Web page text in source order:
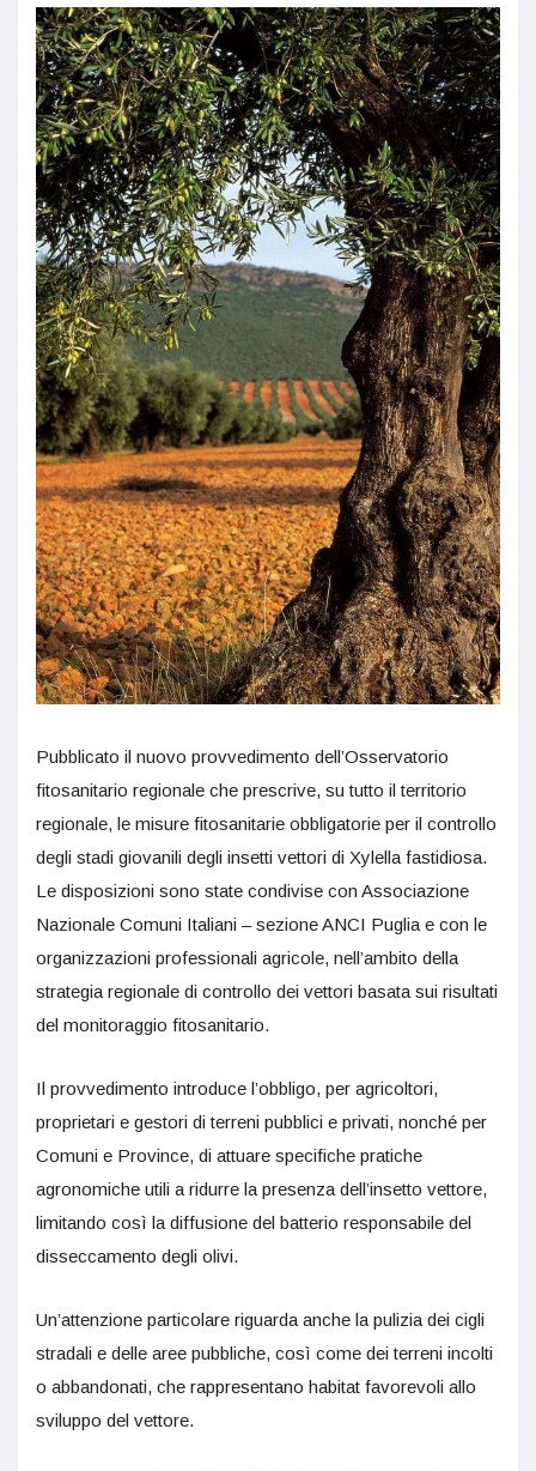
Pubblicato il nuovo provvedimento dell’Osservatorio
fitosanitario regionale che prescrive, su tutto il territorio
regionale, le misure fitosanitarie obbligatorie per il controllo
degli stadi giovanili degli insetti vettori di Xylella fastidiosa.
Le disposizioni sono state condivise con Associazione
Nazionale Comuni Italiani – sezione ANCI Puglia e con le
organizzazioni professionali agricole, nell’ambito della
strategia regionale di controllo dei vettori basata sui risultati
del monitoraggio fitosanitario.
Il provvedimento introduce l’obbligo, per agricoltori,
proprietari e gestori di terreni pubblici e privati, nonché per
Comuni e Province, di attuare specifiche pratiche
agronomiche utili a ridurre la presenza dell’insetto vettore,
limitando così la diffusione del batterio responsabile del
disseccamento degli olivi.
Un’attenzione particolare riguarda anche la pulizia dei cigli
stradali e delle aree pubbliche, così come dei terreni incolti
o abbandonati, che rappresentano habitat favorevoli allo
sviluppo del vettore.